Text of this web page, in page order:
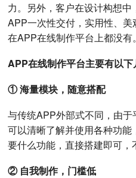
力。另外，客户在设计构想
APP一次性交付，实用性、美
在APP在线制作平台上都没有。
APP在线制作平台主要有以下
① 海量模块，随意搭配
与传统APP外部式不同，由
可以清晰了解并使用各种功
要什么功能，直接搭建即可，
② 自我制作，门槛低